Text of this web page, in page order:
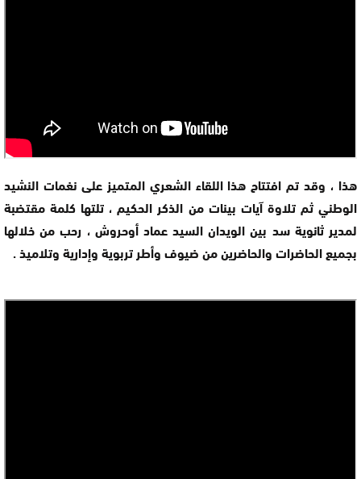
هذا ، وقد تم افتتاح هذا اللقاء الشعري المتميز على نغمات النشيد
الوطني ثم تلاوة آيات بينات من الذكر الحكيم ، تلتها كلمة مقتضبة
لمدير ثانوية سد بين الويدان السيد عماد أوحروش ، رحب من خلالها
بجميع الحاضرات والحاضرين من ضيوف وأطر تربوية وإدارية وتلاميذ .